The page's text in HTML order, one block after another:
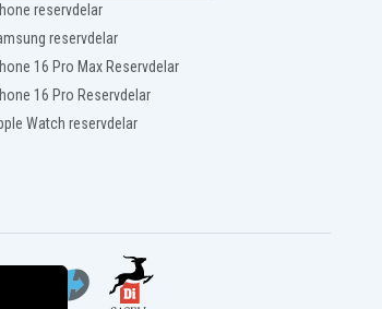
reservdelar
reservdelar
16 Pro Max Reservdelar
16 Pro Reservdelar
Watch reservdelar